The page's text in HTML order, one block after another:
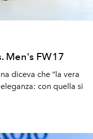
Men's FW17
diceva che “la vera
con quella si